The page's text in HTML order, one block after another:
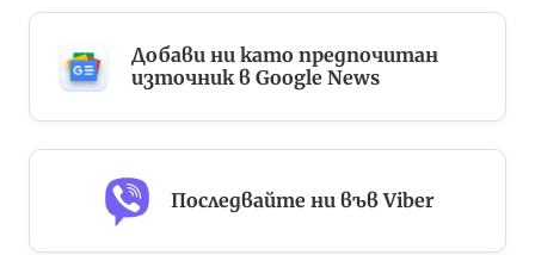
Добави ни като предпочитан
източник в Google News
Последвайте ни във Viber